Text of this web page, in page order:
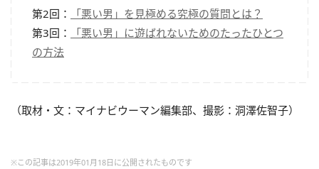
第2回：
「悪い男」を見極める究極の質問とは？
第3回：
「悪い男」に遊ばれないためのたったひとつ
の方法
（取材・文：マイナビウーマン編集部、撮影：洞澤佐智子）
※この記事は2019年01月18日に公開されたものです